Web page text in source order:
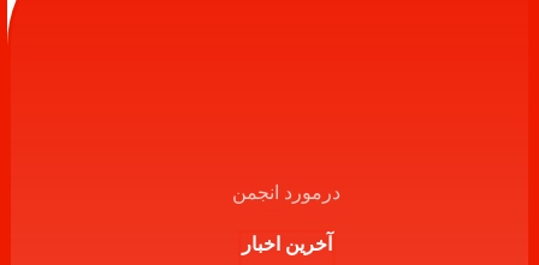
درمورد انجمن
آخرین اخبار